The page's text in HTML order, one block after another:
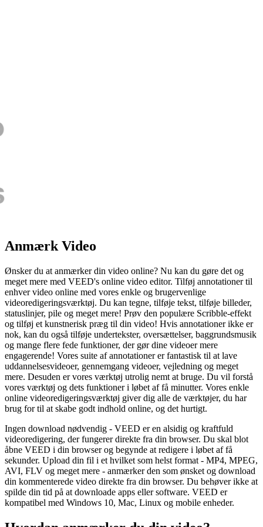
Anmærk Video
Ønsker du at anmærker din video online? Nu kan du gøre det og
meget mere med VEED's online video editor. Tilføj annotationer til
enhver video online med vores enkle og brugervenlige
videoredigeringsværktøj. Du kan tegne, tilføje tekst, tilføje billeder,
statuslinjer, pile og meget mere! Prøv den populære Scribble-effekt
og tilføj et kunstnerisk præg til din video! Hvis annotationer ikke er
nok, kan du også tilføje undertekster, oversættelser, baggrundsmusik
og mange flere fede funktioner, der gør dine videoer mere
engagerende! Vores suite af annotationer er fantastisk til at lave
uddannelsesvideoer, gennemgang videoer, vejledning og meget
mere. Desuden er vores værktøj utrolig nemt at bruge. Du vil forstå
vores værktøj og dets funktioner i løbet af få minutter. Vores enkle
online videoredigeringsværktøj giver dig alle de værktøjer, du har
brug for til at skabe godt indhold online, og det hurtigt.
Ingen download nødvendig - VEED er en alsidig og kraftfuld
videoredigering, der fungerer direkte fra din browser. Du skal blot
åbne VEED i din browser og begynde at redigere i løbet af få
sekunder. Upload din fil i et hvilket som helst format - MP4, MPEG,
AVI, FLV og meget mere - anmærker den som ønsket og download
din kommenterede video direkte fra din browser. Du behøver ikke at
spilde din tid på at downloade apps eller software. VEED er
kompatibel med Windows 10, Mac, Linux og mobile enheder.